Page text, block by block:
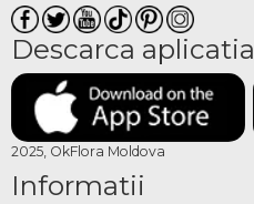
Descarca aplicatia
2025, OkFlora Moldova
Informatii